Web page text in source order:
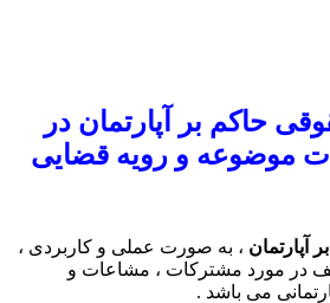
حاکم بر آپارتمان در
موضوعه و رویه قضایی
آپارتمان ، به صورت عملی و کاربردی ،
در مورد مشترکات ، مشاعات و
می باشد .